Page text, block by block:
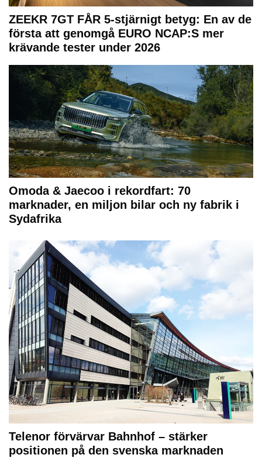
ZEEKR 7GT FÅR 5-stjärnigt betyg: En av de
första att genomgå EURO NCAP:S mer
krävande tester under 2026
Omoda & Jaecoo i rekordfart: 70
marknader, en miljon bilar och ny fabrik i
Sydafrika
Telenor förvärvar Bahnhof – stärker
positionen på den svenska marknaden